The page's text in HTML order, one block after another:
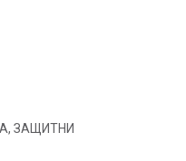
ЗАЩИТНИ